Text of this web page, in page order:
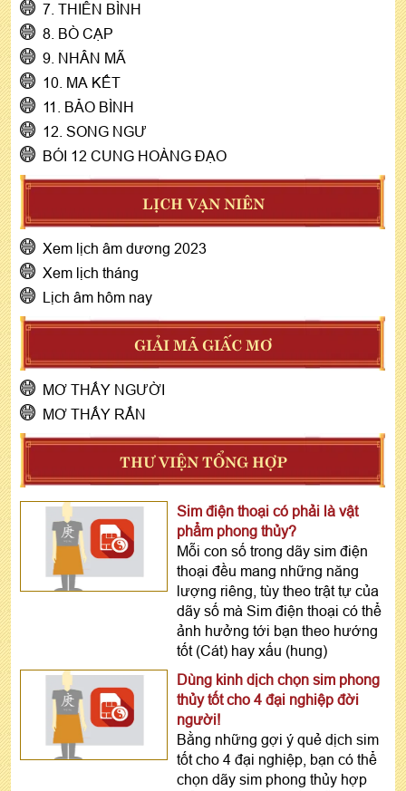
7. THIÊN BÌNH
8. BÒ CẠP
9. NHÂN MÃ
10. MA KẾT
11. BẢO BÌNH
12. SONG NGƯ
BÓI 12 CUNG HOÀNG ĐẠO
LỊCH VẠN NIÊN
Xem lịch âm dương 2023
Xem lịch tháng
Lịch âm hôm nay
GIẢI MÃ GIẤC MƠ
MƠ THẤY NGƯỜI
MƠ THẤY RẮN
THƯ VIỆN TỔNG HỢP
Sim điện thoại có phải là vật
phẩm phong thủy?
Mỗi con số trong dãy sim điện
thoại đều mang những năng
lượng riêng, tùy theo trật tự của
dãy số mà Sim điện thoại có thể
ảnh hưởng tới bạn theo hướng
tốt (Cát) hay xấu (hung)
Dùng kinh dịch chọn sim phong
thủy tốt cho 4 đại nghiệp đời
người!
Bằng những gợi ý quẻ dịch sim
tốt cho 4 đại nghiệp, bạn có thể
chọn dãy sim phong thủy hợp